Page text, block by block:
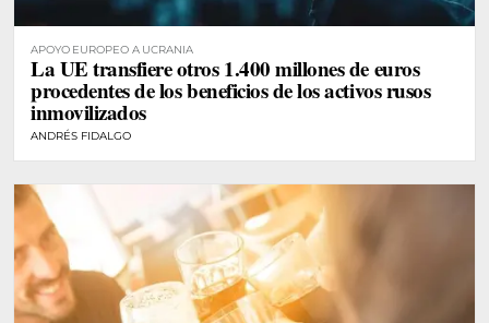
APOYO EUROPEO A UCRANIA
La UE transfiere otros 1.400 millones de euros
procedentes de los beneficios de los activos rusos
inmovilizados
ANDRÉS FIDALGO